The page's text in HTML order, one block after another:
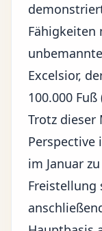
Fähigkeiten
Excelsior,
100.000
Trotz dieser
Perspective
im Januar
Freistellung